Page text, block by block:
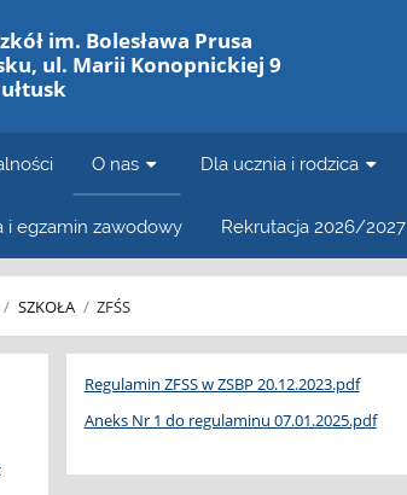
im. Bolesława Prusa
ul. Marii Konopnickiej 9
O nas Dla ucznia i rodzica
i egzamin zawodowy Rekrutacja 2026/2027
/ SZKOŁA / ZFŚS
Regulamin ZFSS w ZSBP 20.12.2023.pdf
Aneks Nr 1 do regulaminu 07.01.2025.pdf